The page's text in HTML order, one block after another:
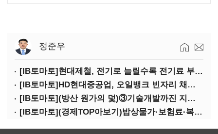
정준우
[IB토마토]현대제철, 전기로 늘릴수록 전기료 부담…저탄소 전환의 역설
[IB토마토]HD현대중공업, 오일뱅크 빈자리 채웠다…그룹 배당 핵심축 부상
[IB토마토](방산 원가의 덫)③기술개발까진 지원…수출은 각자도생
[IB토마토](경제TOP아보기)밥상물가·보험료·복구비…장마가 내미는 청구서